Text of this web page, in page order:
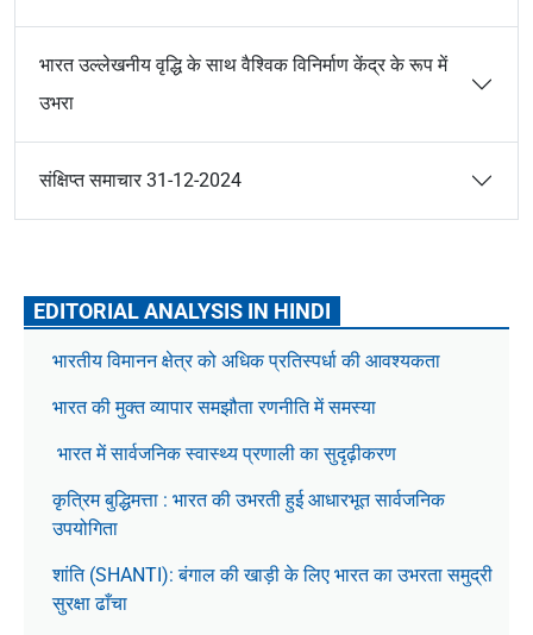
भारत उल्लेखनीय वृद्धि के साथ वैश्विक विनिर्माण केंद्र के रूप में
उभरा
संक्षिप्त समाचार 31-12-2024
EDITORIAL ANALYSIS IN HINDI
भारतीय विमानन क्षेत्र को अधिक प्रतिस्पर्धा की आवश्यकता
भारत की मुक्त व्यापार समझौता रणनीति में समस्या
भारत में सार्वजनिक स्वास्थ्य प्रणाली का सुदृढ़ीकरण
कृत्रिम बुद्धिमत्ता : भारत की उभरती हुई आधारभूत सार्वजनिक
उपयोगिता
शांति (SHANTI): बंगाल की खाड़ी के लिए भारत का उभरता समुद्री
सुरक्षा ढाँचा